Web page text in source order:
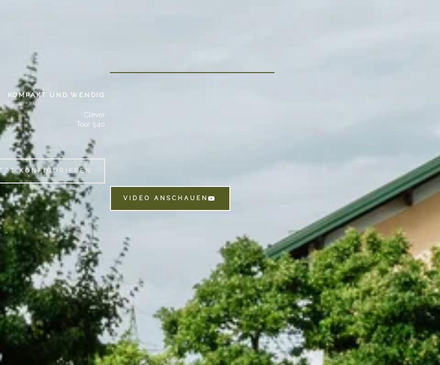
KOMPAKT UND WENDIG
Clever
Tour 540
KONFIGURIEREN
VIDEO ANSCHAUEN